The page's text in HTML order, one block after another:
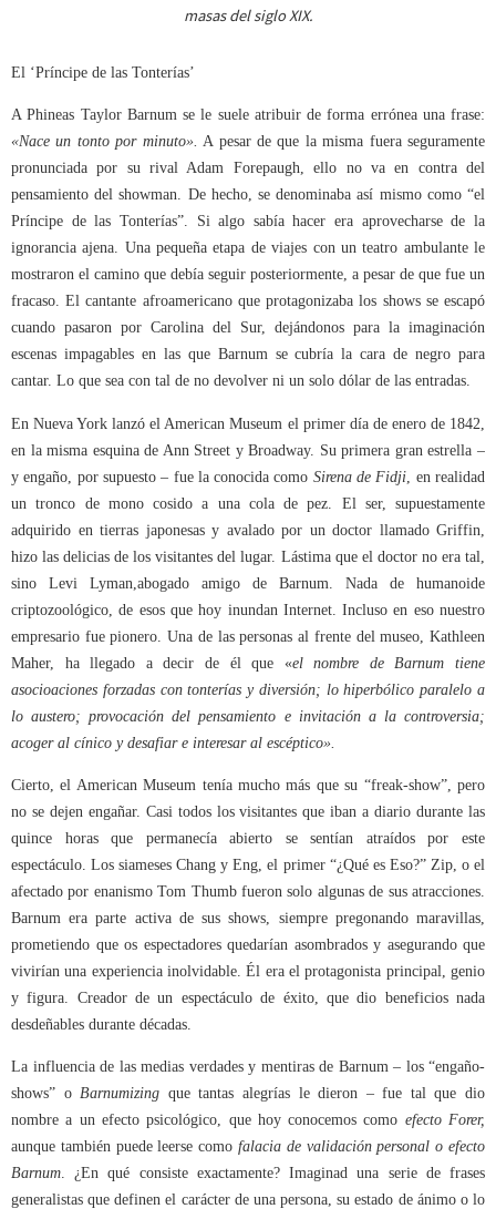
masas del siglo XIX.
El ‘Príncipe de las Tonterías’
A Phineas Taylor Barnum se le suele atribuir de forma errónea una frase:
«Nace un tonto por minuto». A pesar de que la misma fuera seguramente
pronunciada por su rival Adam Forepaugh, ello no va en contra del
pensamiento del showman. De hecho, se denominaba así mismo como “el
Príncipe de las Tonterías”. Si algo sabía hacer era aprovecharse de la
ignorancia ajena. Una pequeña etapa de viajes con un teatro ambulante le
mostraron el camino que debía seguir posteriormente, a pesar de que fue un
fracaso. El cantante afroamericano que protagonizaba los shows se escapó
cuando pasaron por Carolina del Sur, dejándonos para la imaginación
escenas impagables en las que Barnum se cubría la cara de negro para
cantar. Lo que sea con tal de no devolver ni un solo dólar de las entradas.
En Nueva York lanzó el American Museum el primer día de enero de 1842,
en la misma esquina de Ann Street y Broadway. Su primera gran estrella –
y engaño, por supuesto – fue la conocida como Sirena de Fidji , en realidad
un tronco de mono cosido a una cola de pez. El ser, supuestamente
adquirido en tierras japonesas y avalado por un doctor llamado Griffin,
hizo las delicias de los visitantes del lugar. Lástima que el doctor no era tal,
sino Levi Lyman,abogado amigo de Barnum. Nada de humanoide
criptozoológico, de esos que hoy inundan Internet. Incluso en eso nuestro
empresario fue pionero. Una de las personas al frente del museo, Kathleen
Maher, ha llegado a decir de él que «el nombre de Barnum tiene
asocioaciones forzadas con tonterías y diversión; lo hiperbólico paralelo a
lo austero; provocación del pensamiento e invitación a la controversia;
acoger al cínico y desafiar e interesar al escéptico»
Cierto, el American Museum tenía mucho más que su “freak-show”, pero
no se dejen engañar. Casi todos los visitantes que iban a diario durante las
quince horas que permanecía abierto se sentían atraídos por este
espectáculo. Los siameses Chang y Eng, el primer “¿Qué es Eso?” Zip, o el
afectado por enanismo Tom Thumb fueron solo algunas de sus atracciones.
Barnum era parte activa de sus shows, siempre pregonando maravillas,
prometiendo que os espectadores quedarían asombrados y asegurando que
vivirían una experiencia inolvidable. Él era el protagonista principal, genio
y figura. Creador de un espectáculo de éxito, que dio beneficios nada
desdeñables durante décadas.
La influencia de las medias verdades y mentiras de Barnum – los “engaño-
shows” oBarnumizing que tantas alegrías le dieron – fue tal que dio
nombre a un efecto psicológico, que hoy conocemos como efecto Forer,
aunque también puede leerse como falacia de validación personal o efecto
Barnum. ¿En qué consiste exactamente? Imaginad una serie de frases
generalistas que definen el carácter de una persona, su estado de ánimo o lo